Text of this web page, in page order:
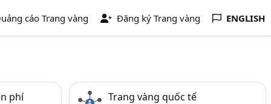
cáo Trang vàng Đăng ký Trang vàng ENGLISH
phí Trang vàng quốc tế